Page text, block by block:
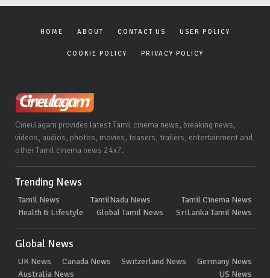
HOME ABOUT CONTACT US USER POLICY
COOKIE POLICY PRIVACY POLICY
Cineulagam provides latest Tamil cinema news, breaking news,
videos, audios, photos, movies, teasers, trailers, entertainment and
other Tamil cinema news 24x7.
Trending News
Tamil News TamilNadu News
Tamil Cinema News
Health & Lifestyle
Global Tamil News SriLanka Tamil News
Global News
UK News Canada News Switzerland News
Germany News
Australia News
US News